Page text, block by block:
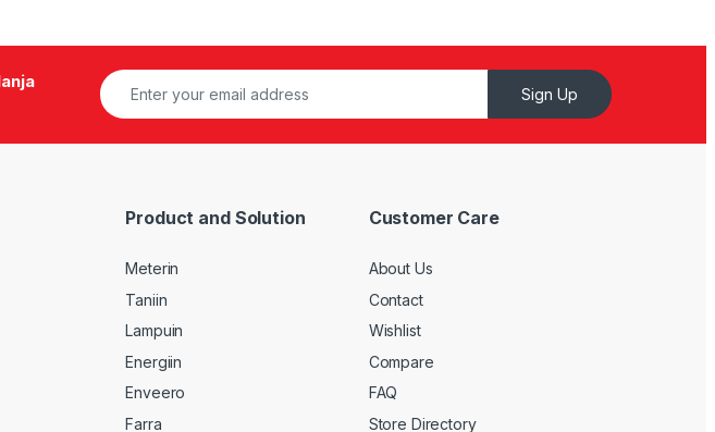
Sign Up
Product and Solution
Meterin
Taniin
Lampuin
Energiin
Enveero
Farra
Customer Care
About Us
Contact
Wishlist
Compare
FAQ
Store Directory